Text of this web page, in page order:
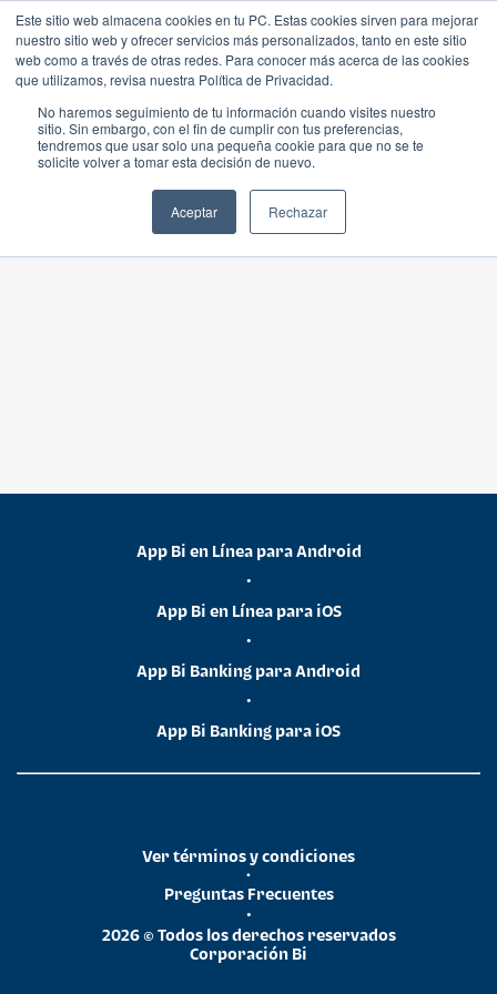
Este sitio web almacena cookies en tu PC. Estas cookies sirven para mejorar
nuestro sitio web y ofrecer servicios más personalizados, tanto en este sitio
web como a través de otras redes. Para conocer más acerca de las cookies
que utilizamos, revisa nuestra Política de Privacidad.
No haremos seguimiento de tu información cuando visites nuestro
sitio. Sin embargo, con el fin de cumplir con tus preferencias,
tendremos que usar solo una pequeña cookie para que no se te
solicite volver a tomar esta decisión de nuevo.
Aceptar Rechazar
App Bi en Línea para Android
•
App Bi en Línea para iOS
•
App Bi Banking para Android
•
App Bi Banking para iOS
2026 © Todos los derechos reservados
Corporación Bi
•
Preguntas Frecuentes
•
Ver términos y condiciones